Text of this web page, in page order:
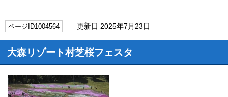
ページID1004564 更新日 2025年7月23日
大森リゾート村芝桜フェスタ